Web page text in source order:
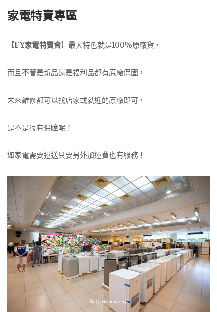
家電特賣專區
【FY家電特賣會】最大特色就是100%原廠貨，
而且不管是新品還是福利品都有原廠保固，
未來維修都可以找店家或就近的原廠即可，
是不是很有保障呢！
如家電需要運送只要另外加運費也有服務！